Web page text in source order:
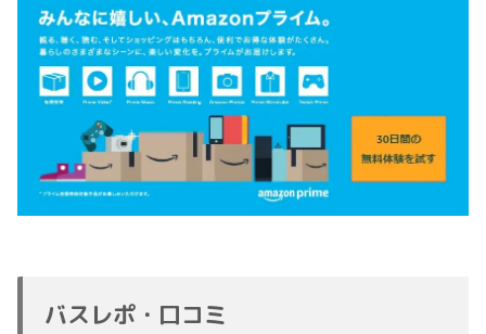
バスレポ・口コミ